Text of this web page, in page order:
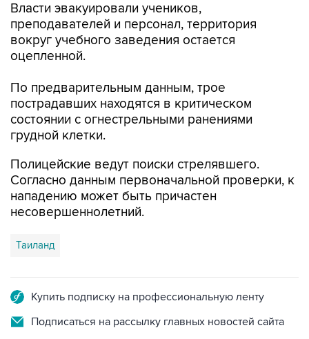
Власти эвакуировали учеников,
преподавателей и персонал, территория
вокруг учебного заведения остается
оцепленной.
По предварительным данным, трое
пострадавших находятся в критическом
состоянии с огнестрельными ранениями
грудной клетки.
Полицейские ведут поиски стрелявшего.
Согласно данным первоначальной проверки, к
нападению может быть причастен
несовершеннолетний.
Таиланд
Купить подписку на профессиональную ленту
Подписаться на рассылку главных новостей сайта